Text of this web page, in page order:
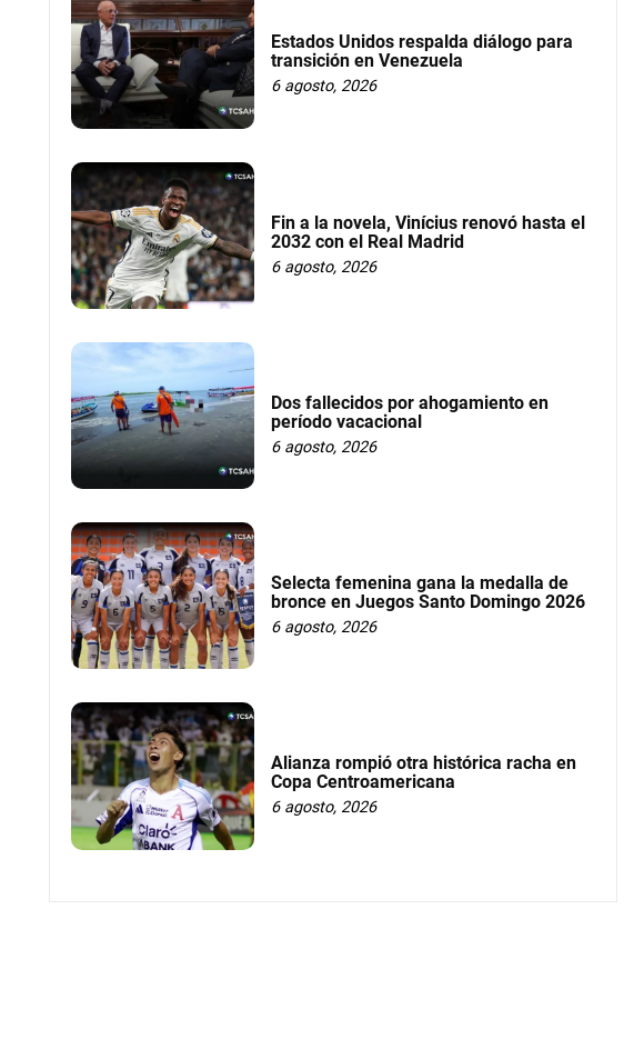
Estados Unidos respalda diálogo para
transición en Venezuela
6 agosto, 2026
Fin a la novela, Vinícius renovó hasta el
2032 con el Real Madrid
6 agosto, 2026
Dos fallecidos por ahogamiento en
período vacacional
6 agosto, 2026
Selecta femenina gana la medalla de
bronce en Juegos Santo Domingo 2026
6 agosto, 2026
Alianza rompió otra histórica racha en
Copa Centroamericana
6 agosto, 2026